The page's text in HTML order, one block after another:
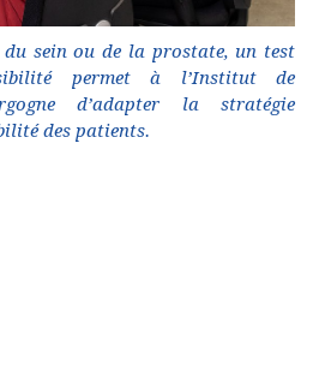
du sein ou de la prostate, un test
permet à l’Institut de
d’adapter la stratégie
des patients.